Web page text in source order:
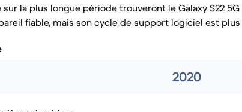
la plus longue période trouveront le Galaxy S22 5G
fiable, mais son cycle de support logiciel est plus
2020